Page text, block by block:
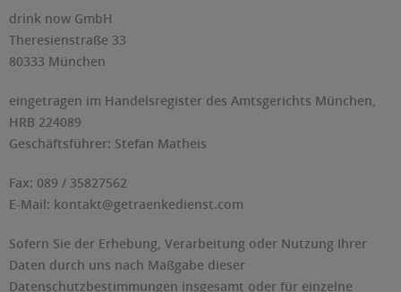
drink now GmbH
Theresienstraße 33
80333 München
eingetragen im Handelsregister des Amtsgerichts München,
HRB 224089
Geschäftsführer: Stefan Matheis
Fax: 089 / 35827562
E-Mail: kontakt@getraenkedienst.com
Sofern Sie der Erhebung, Verarbeitung oder Nutzung Ihrer
Daten durch uns nach Maßgabe dieser
Datenschutzbestimmungen insgesamt oder für einzelne